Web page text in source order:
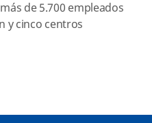
de 5.700 empleados
y cinco centros